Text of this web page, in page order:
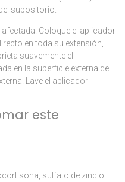
supositorio.
Coloque el aplicador
en toda su extensión,
suavemente el
en la superficie externa del
Lave el aplicador
este
sulfato de zinc o